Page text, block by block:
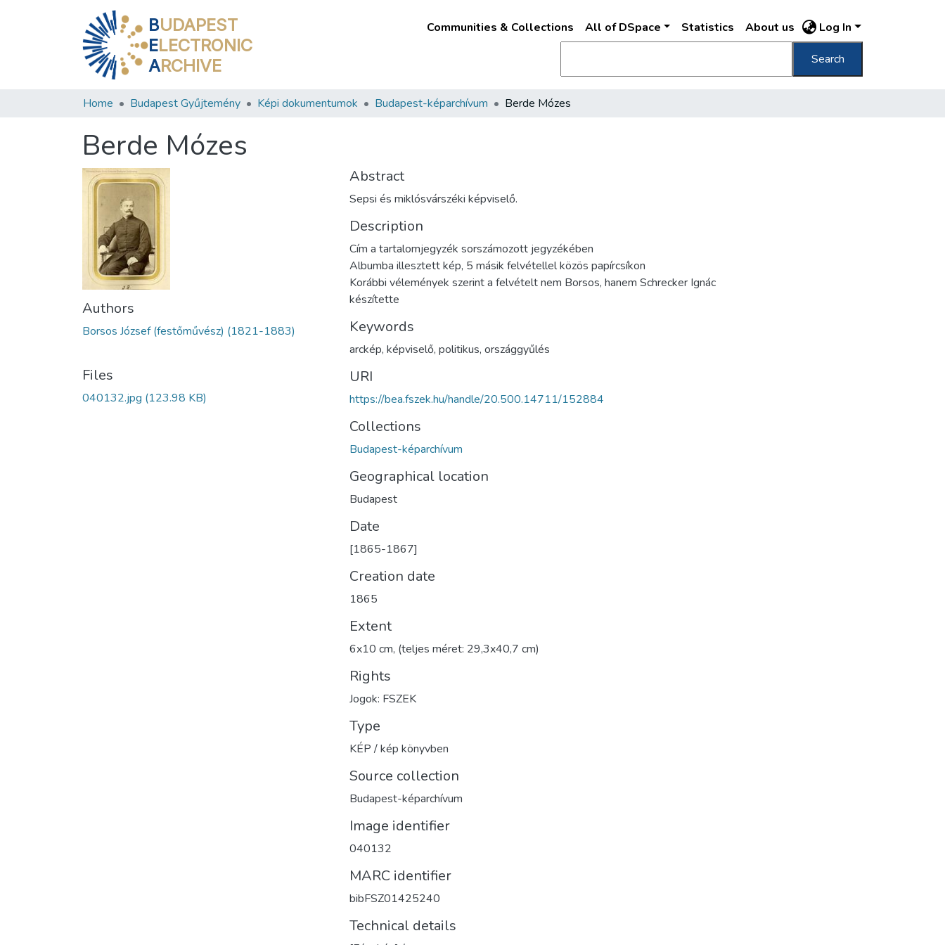
BUDAPEST
ELECTRONIC
ARCHIVE
Communities & Collections All of DSpace Statistics About us Log In
Search
Home Budapest Gyűjtemény Képi dokumentumok Budapest-képarchívum Berde Mózes
Berde Mózes
Authors
Borsos József (festőművész) (1821-1883)
Files
040132.jpg (123.98 KB)
Abstract
Sepsi és miklósvárszéki képviselő.
Description
Cím a tartalomjegyzék sorszámozott jegyzékében
Albumba illesztett kép, 5 másik felvétellel közös papírcsíkon
Korábbi vélemények szerint a felvételt nem Borsos, hanem Schrecker Ignác
készítette
Keywords
arckép, képviselő, politikus, országgyűlés
URI
https://bea.fszek.hu/handle/20.500.14711/152884
Collections
Budapest-képarchívum
Geographical location
Budapest
Date
[1865-1867]
Creation date
1865
Extent
6x10 cm, (teljes méret: 29,3x40,7 cm)
Rights
Jogok: FSZEK
Type
KÉP / kép könyvben
Source collection
Budapest-képarchívum
Image identifier
040132
MARC identifier
bibFSZ01425240
Technical details